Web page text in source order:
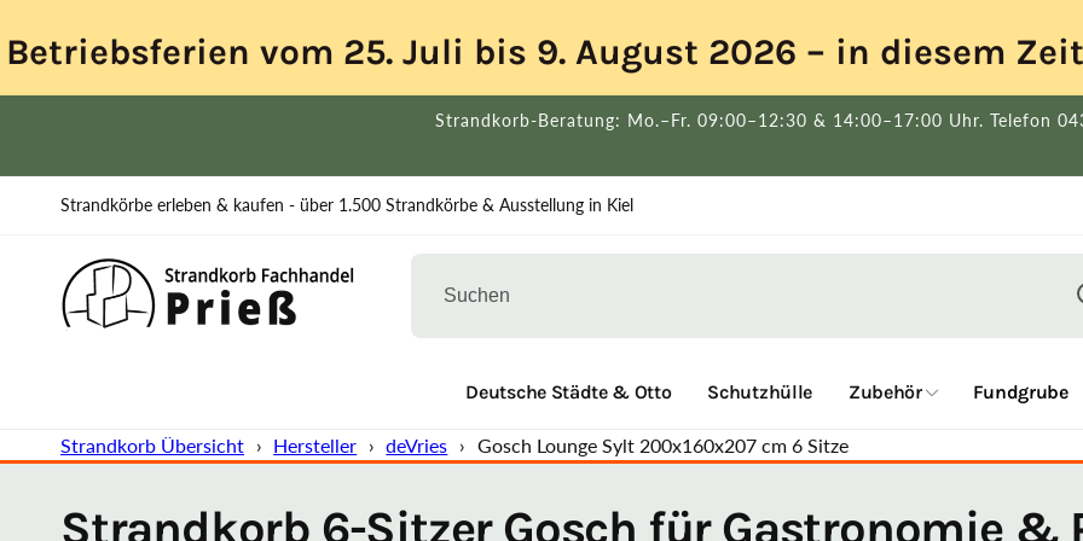
Inhalt
Betriebsferien vom 25. Juli bis 9. August 2026 – in diesem
Strandkorb-Beratung: Mo.–Fr. 09:00–12:30 & 14:00–17:00 Uhr. Telefon
Strandkörbe erleben & kaufen - über 1.500 Strandkörbe & Ausstellung in Kiel
Deutsche Städte & Otto Schutzhülle Zubehör Fundgrube
Strandkorb Übersicht › Hersteller › deVries › Gosch Lounge Sylt 200x160x207 cm 6 Sitze
Strandkorb 6-Sitzer Gosch für Gastronomie &